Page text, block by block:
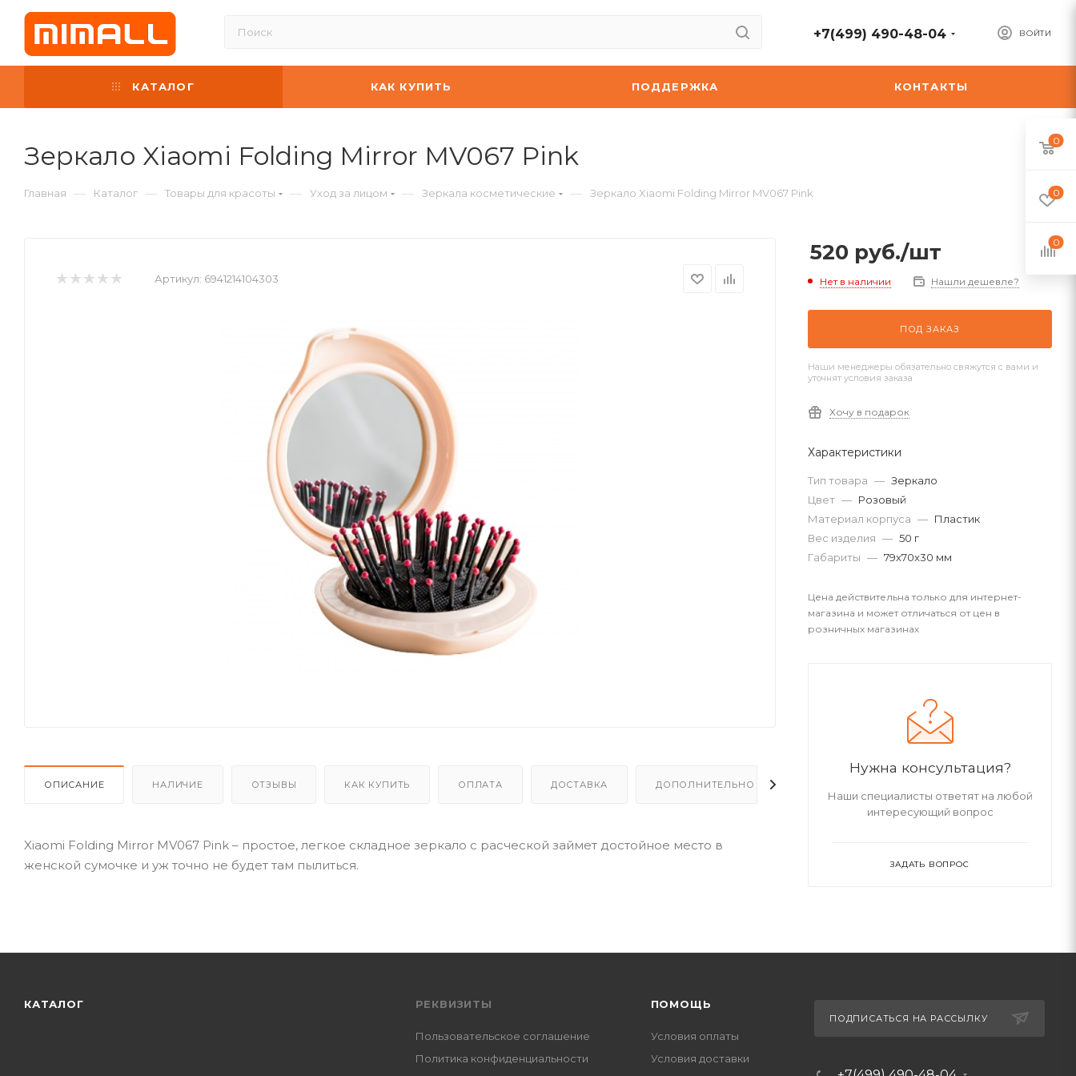
ВОЙТИ
+7(499) 490-48-04
КАТАЛОГ КАК КУПИТЬ ПОДДЕРЖКА КОНТАКТЫ
Зеркало Xiaomi Folding Mirror MV067 Pink
Главная — Каталог — Товары для красоты — Уход за лицом — Зеркала косметические — Зеркало Xiaomi Folding Mirror MV067 Pink
Артикул: 6941214104303
ОПИСАНИЕ НАЛИЧИЕ ОТЗЫВЫ КАК КУПИТЬ ОПЛАТА ДОСТАВКА ДОПОЛНИТЕЛЬНО
Xiaomi Folding Mirror MV067 Pink – простое, легкое складное зеркало с расческой займет достойное место в
женской сумочке и уж точно не будет там пылиться.
520 руб./шт
Нет в наличии Нашли дешевле?
ПОД ЗАКАЗ
Наши менеджеры обязательно свяжутся с вами и
уточнят условия заказа
Хочу в подарок
Характеристики
Тип товара — Зеркало
Цвет — Розовый
Материал корпуса — Пластик
Вес изделия — 50 г
Габариты — 79x70x30 мм
Цена действительна только для интернет-
магазина и может отличаться от цен в
розничных магазинах
Нужна консультация?
Наши специалисты ответят на любой
интересующий вопрос
ЗАДАТЬ ВОПРОС
КАТАЛОГ РЕКВИЗИТЫ
Пользовательское соглашение
Политика конфиденциальности
ПОМОЩЬ
Условия оплаты
Условия доставки
ПОДПИСАТЬСЯ НА РАССЫЛКУ
0
0
0